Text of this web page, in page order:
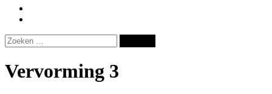
Zoeken
naar:
Vervorming 3